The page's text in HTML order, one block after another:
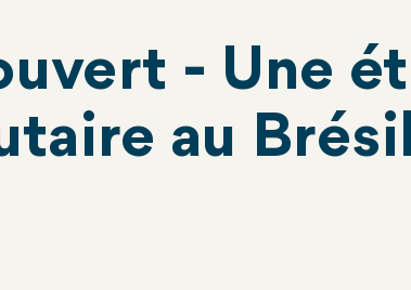
- Une
au Brésil